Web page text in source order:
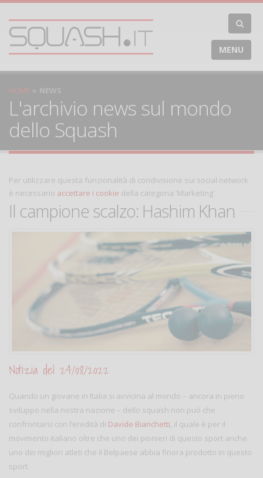
MENU
HOME NEWS
L'archivio news sul mondo
dello Squash
Per utilizzare questa funzionalità di condivisione sui social network
è necessario accettare i cookie della categoria 'Marketing'
Il campione scalzo: Hashim Khan
Notizia del 24/08/2022
Quando un giovane in Italia si avvicina al mondo – ancora in pieno
sviluppo nella nostra nazione – dello squash non può che
confrontarsi con l’eredità di Davide Bianchetti, il quale è per il
movimento italiano oltre che uno dei pionieri di questo sport anche
uno dei migliori atleti che il Belpaese abbia finora prodotto in questo
sport.